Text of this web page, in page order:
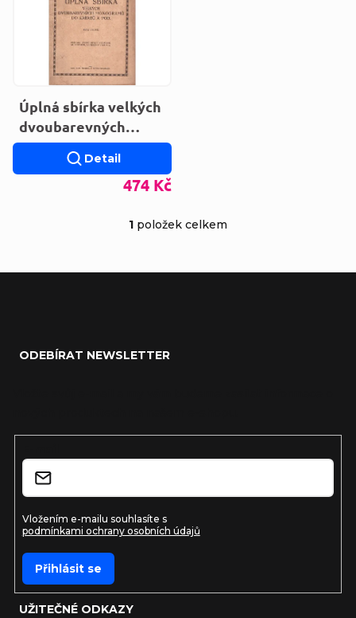
Úplná sbírka velkých
dvoubarevných
monogramů
474 Kč
Detail
1 položek celkem
UŽITEČNÉ ODKAZY
ODEBÍRAT NEWSLETTER
Vložením e-mailu souhlasíte s
podmínkami ochrany osobních údajů
Přihlásit se